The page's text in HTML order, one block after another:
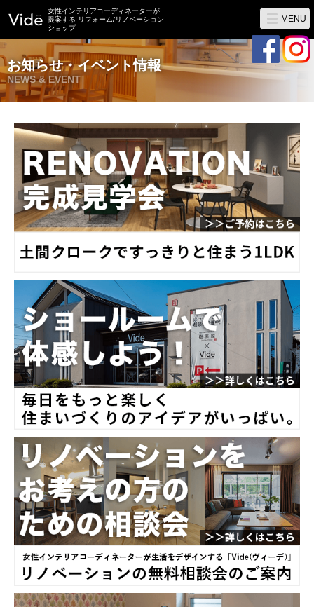
女性インテリアコーディネーターが
提案する リフォーム/リノベーション
ショップ
お知らせ・イベント情報
NEWS & EVENT
MENU